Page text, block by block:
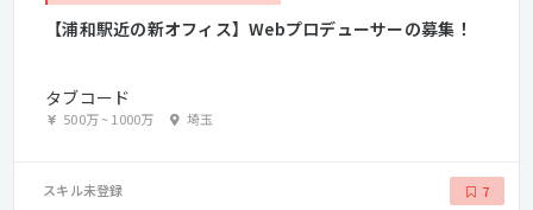
【浦和駅近の新オフィス】Webプロデューサーの募集！
タブコード
500万~1000万 埼玉
スキル未登録 7